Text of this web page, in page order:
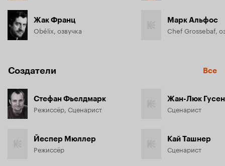
Жак Франц
Obélix, озвучка
Марк Альфос
Chef Grossebaf,
Создатели Все
Стефан Фьелдмарк
Режиссёр, Сценарист
Йеспер Мюллер
Режиссёр
Жан-Люк
Сценарист
Кай Ташнер
Сценарист